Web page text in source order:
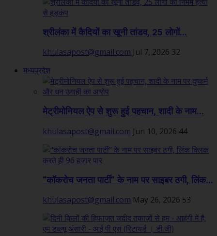
श्रीलंका में कैदियों का खूनी तांडव, 25 लोगों...
khulasapost@gmail.com Jul 7, 2026 32
मध्यप्रदेश
मेट्रीमोनियल ऐप से शुरू हुई पहचान, शादी के नाम...
khulasapost@gmail.com Jun 10, 2026 44
“कॉकरोच जनता पार्टी” के नाम पर साइबर ठगी, लिंक...
khulasapost@gmail.com May 26, 2026 53